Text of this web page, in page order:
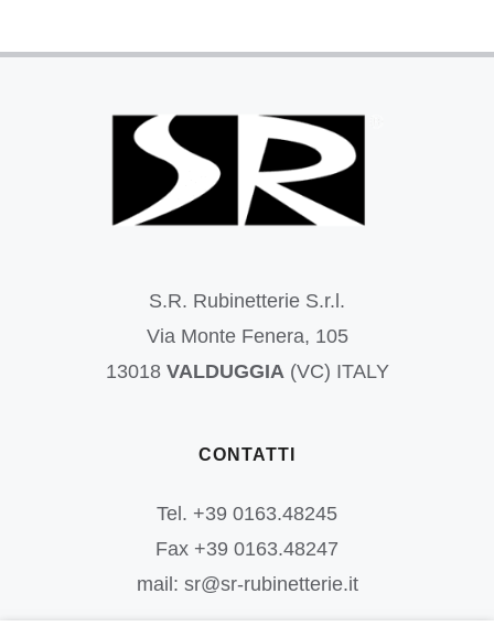
S.R. Rubinetterie S.r.l.
Via Monte Fenera, 105
13018 VALDUGGIA (VC) ITALY
CONTATTI
Tel. +39 0163.48245
Fax +39 0163.48247
mail: sr@sr-rubinetterie.it